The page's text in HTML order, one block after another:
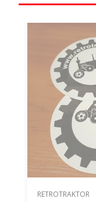
PRODUCENT
RETROTRAKTOR